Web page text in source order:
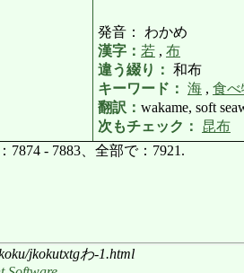
発音： わかめ
漢字： 若 , 布
違う綴り： 和布
キーワード： 海 , 食べ
翻訳： wakame, soft
次もチェック：
昆布
7874 - 7883、全部で：7921.
jkokutxtgわ-1.html